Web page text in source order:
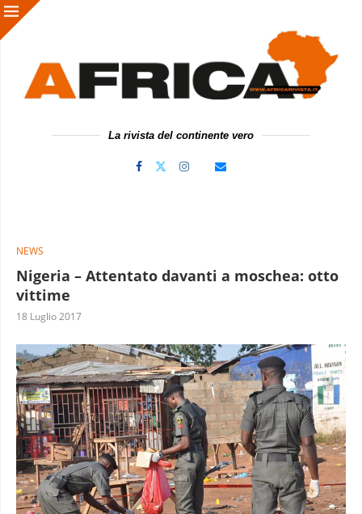
La rivista del continente vero
NEWS
Nigeria – Attentato davanti a moschea: otto
vittime
18 Luglio 2017